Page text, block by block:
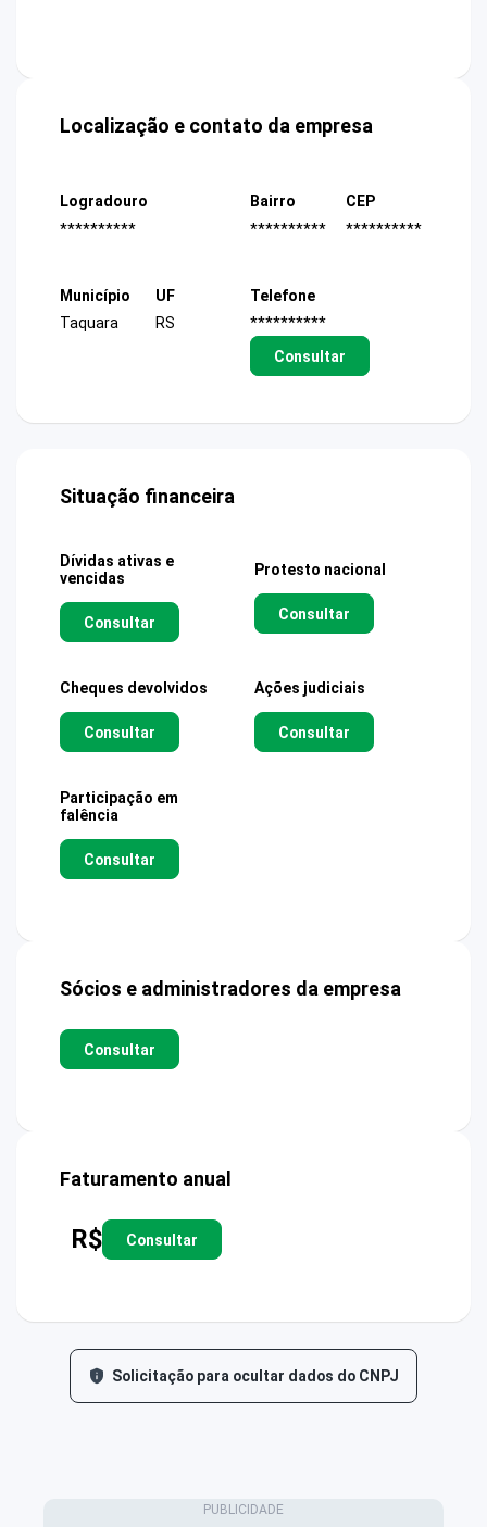
Localização e contato da empresa
Logradouro
**********
Bairro
**********
CEP
**********
Município
Taquara
UF
RS
Telefone
**********
Consultar
Situação financeira
Dívidas ativas e
vencidas
Consultar
Protesto nacional
Consultar
Cheques devolvidos
Consultar
Ações judiciais
Consultar
Participação em
falência
Consultar
Sócios e administradores da empresa
Consultar
Faturamento anual
R$ Consultar
Solicitação para ocultar dados do CNPJ